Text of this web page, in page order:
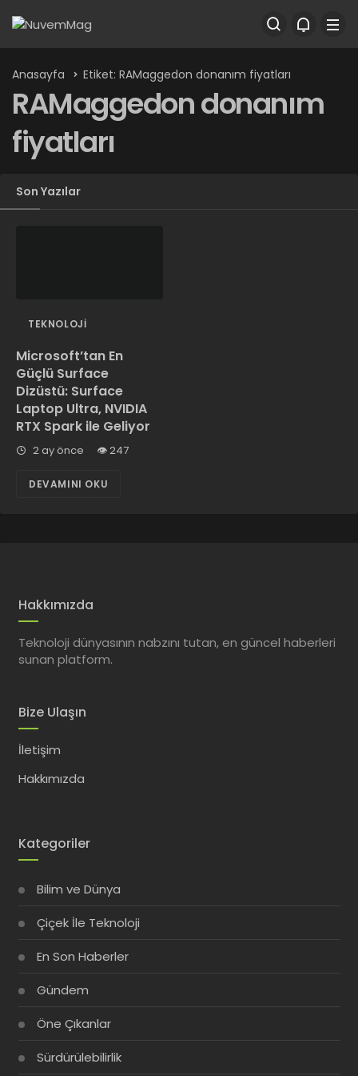
Anasayfa Etiket: RAMaggedon donanım fiyatları
RAMaggedon donanım
fiyatları
Son Yazılar
TEKNOLOJI
Microsoft’tan En
Güçlü Surface
Dizüstü: Surface
Laptop Ultra, NVIDIA
RTX Spark ile Geliyor
2 ay önce 247
DEVAMINI OKU
Hakkımızda
Teknoloji dünyasının nabzını tutan, en güncel haberleri
sunan platform.
Bize Ulaşın
İletişim
Hakkımızda
Kategoriler
Bilim ve Dünya
Çiçek İle Teknoloji
En Son Haberler
Gündem
Öne Çıkanlar
Sürdürülebilirlik